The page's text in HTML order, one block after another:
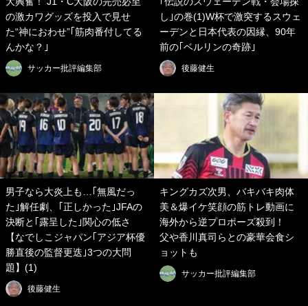
の激カワグッズを投入で見せ
た“神におわせ”｢筋肉番付してる
んかな？｣
サッカー批評編集部
し｣の巻(1)W杯で激突するスウェ
ーデンと日本代表の因縁、90年
前の｢ベルリンの奇跡｣
後藤健生
男子なら大炎上も…｢無風だっ
た｣解任劇、｢正しかった｣JFAの
決断と｢露呈した｣関心の低さ
【なでしこジャパン｢アジア杯優
勝直後の監督更迭｣3つの大問
題】(1)
後藤健生
キングカズ次男、バキバキ肉体
美＆爆イケ笑顔の筋トレ動画に
海外から逆プロポーズ殺到！
父や香川真司らとの豪華会食シ
ョットも
サッカー批評編集部